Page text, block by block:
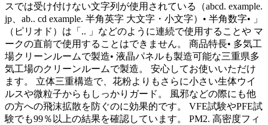
スでは受け付けない文字列が使用されている（abcd. example.
jp、ab.. cd example. 半角英字 大文字・小文字）• 半角数字• 」
（ピリオド）は「.. 」などのように連続で使用することや マ
ークの直前で使用することはできません。 商品特長• 多気工
場クリーンルームで製造• 液晶パネルも製造可能な三重県多
気工場のクリーンルームで製造。 安心してお使いいただけ
ます。 立体三重構造で、花粉よりもさらに小さい生体ウイ
ルスや微粒子からもしっかりガード。 風邪などの際にも他
の方への飛沫拡散を防ぐのに効果的です。 VFE試験やPFE試
験でも99％以上の結果を確認しています。 PM2. 高密度フィ